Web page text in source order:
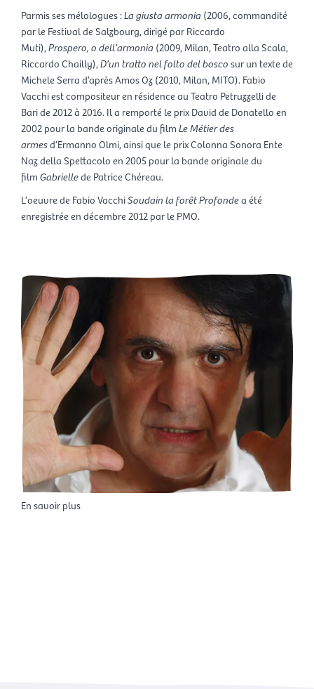
En savoir plus
Parmis ses mélologues :La giusta armonia(2006, commandité
par le Festival de Salzbourg, dirigé par Riccardo
Muti),Prospero, o dell’armonia(2009, Milan, Teatro alla Scala,
Riccardo Chailly),D’un tratto nel folto del boscosur un texte de
Michele Serra d’après Amos Oz (2010, Milan, MITO). Fabio
Vacchi est compositeur en résidence au Teatro Petruzzelli de
Bari de 2012 à 2016. Il a remporté le prix David de Donatello en
2002 pour la bande originale du filmLe Métier des
armesd’Ermanno Olmi, ainsi que le prix Colonna Sonora Ente
Naz della Spettacolo en 2005 pour la bande originale du
filmGabriellede Patrice Chéreau.
L’oeuvre de Fabio VacchiSoudain la forêt Profondea été
enregistrée en décembre 2012 par le PMO.